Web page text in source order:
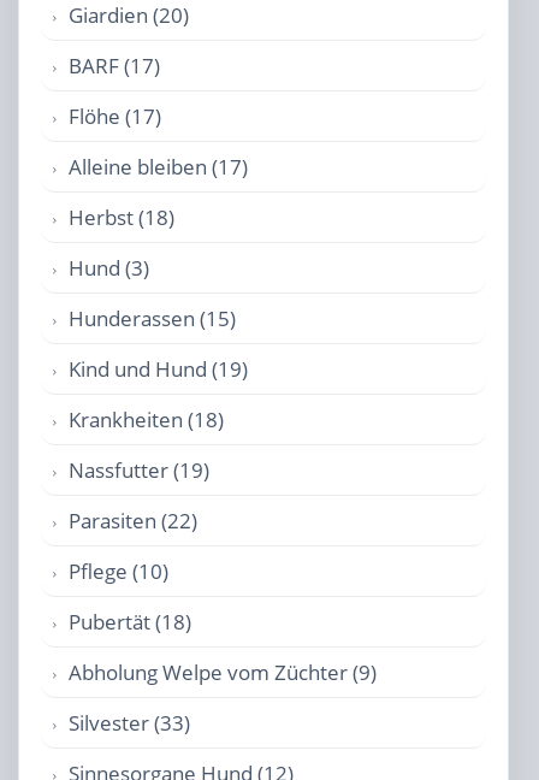
Giardien (20)
BARF (17)
Flöhe (17)
Alleine bleiben (17)
Herbst (18)
Hund (3)
Hunderassen (15)
Kind und Hund (19)
Krankheiten (18)
Nassfutter (19)
Parasiten (22)
Pflege (10)
Pubertät (18)
Abholung Welpe vom Züchter (9)
Silvester (33)
Sinnesorgane Hund (12)